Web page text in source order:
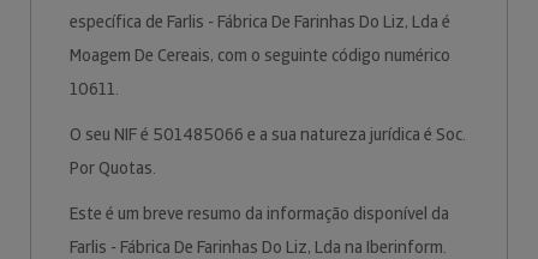
específica de Farlis - Fábrica De Farinhas Do Liz, Lda é
Moagem De Cereais, com o seguinte código numérico
10611.
O seu NIF é 501485066 e a sua natureza jurídica é Soc.
Por Quotas.
Este é um breve resumo da informação disponível da
Farlis - Fábrica De Farinhas Do Liz, Lda na Iberinform.